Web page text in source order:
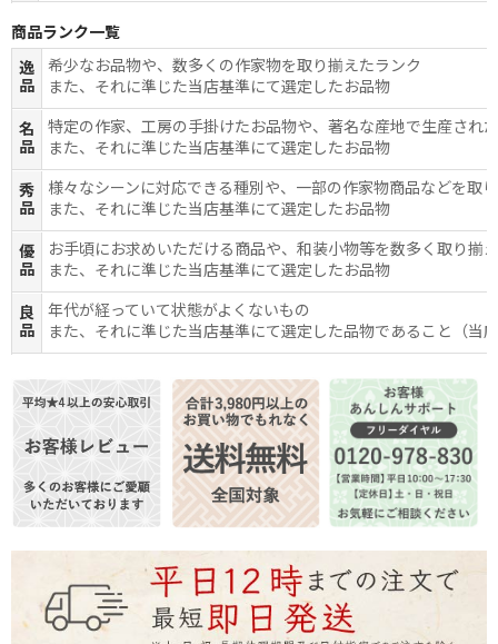
商品ランク一覧
逸
品
希少なお品物や、数多くの作家物を取り揃えたランク
また、それに準じた当店基準にて選定したお品物
名
品
特定の作家、工房の手掛けたお品物や、著名な産地で生産され
また、それに準じた当店基準にて選定したお品物
秀
品
様々なシーンに対応できる種別や、一部の作家物商品などを取
また、それに準じた当店基準にて選定したお品物
優
品
お手頃にお求めいただける商品や、和装小物等を数多く取り揃
また、それに準じた当店基準にて選定したお品物
良
品
年代が経っていて状態がよくないもの
また、それに準じた当店基準にて選定した品物であること（当